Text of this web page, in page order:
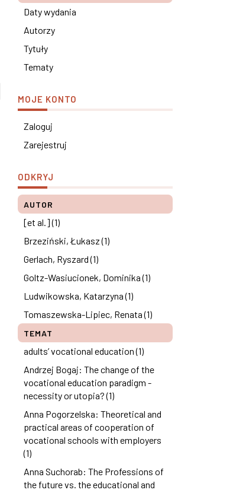
Daty wydania
Autorzy
Tytuły
Tematy
MOJE KONTO
Zaloguj
Zarejestruj
ODKRYJ
AUTOR
[et al.] (1)
Brzeziński, Łukasz (1)
Gerlach, Ryszard (1)
Goltz-Wasiucionek, Dominika (1)
Ludwikowska, Katarzyna (1)
Tomaszewska-Lipiec, Renata (1)
TEMAT
adults’ vocational education (1)
Andrzej Bogaj: The change of the
vocational education paradigm -
necessity or utopia? (1)
Anna Pogorzelska: Theoretical and
practical areas of cooperation of
vocational schools with employers
(1)
Anna Suchorab: The Professions of
the future vs. the educational and